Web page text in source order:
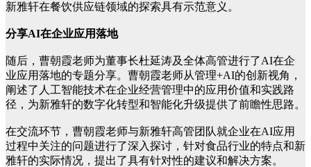
新雅轩在餐饮供应链领域的探索具有示范意义。
分享AI在企业应用落地
随后，曹朝霞老师为董事长杜延涛及全体高管进行了AI在企
业应用落地的专题分享。曹朝霞老师从管理+AI的创新视角，
阐述了人工智能技术在企业经营管理中的应用价值和实践路
径，为新雅轩的数字化转型和智能化升级提供了前瞻性思路。
在交流环节，曹朝霞老师与新雅轩高管团队就企业在AI应用
过程中关注的问题进行了深入探讨，针对食品行业的特点和新
雅轩的实际情况，提出了具有针对性的建议和解决方案。